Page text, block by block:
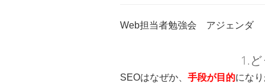
Web担当者勉強会 アジェンダ
1.
SEOはなぜか、 手段が目的にな